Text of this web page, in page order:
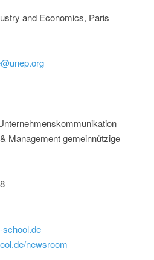
and Economics, Paris
Management gemeinnützige
school.de
newsroom